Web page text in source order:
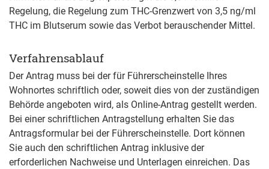
Regelung, die Regelung zum THC-Grenzwert von 3,5 ng/ml
THC im Blutserum sowie das Verbot berauschender Mittel.
Verfahrensablauf
Der Antrag muss bei der für Führerscheinstelle Ihres
Wohnortes schriftlich oder, soweit dies von der zuständigen
Behörde angeboten wird, als Online-Antrag gestellt werden.
Bei einer schriftlichen Antragstellung erhalten Sie das
Antragsformular bei der Führerscheinstelle. Dort können
Sie auch den schriftlichen Antrag inklusive der
erforderlichen Nachweise und Unterlagen einreichen. Das